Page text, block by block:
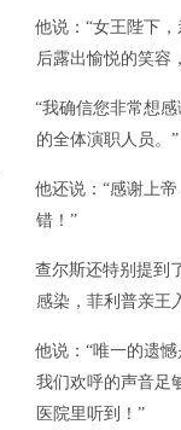
他说：“女王陛下
后露出愉悦的笑容
“我确信您非常想
的全体演职人员。”
他还说：“感谢上
错！”
查尔斯还特别提到
感染，菲利普亲王
他说：“唯一的遗
我们欢呼的声音足
医院里听到！”